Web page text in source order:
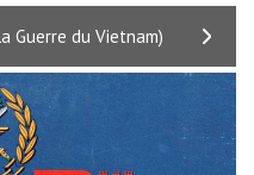
Guerre du Vietnam)